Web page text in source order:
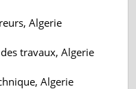
Algerie
travaux, Algerie
Algerie